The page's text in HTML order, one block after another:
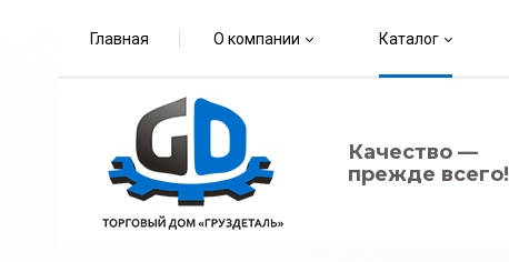
Главная О компании Каталог
Качество —
прежде всего!